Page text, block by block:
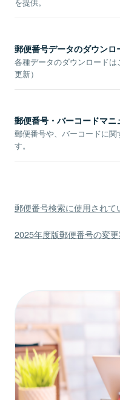
を提供。
郵便番号データのダウンロ
各種データのダウンロード
更新）
郵便番号・バーコードマニ
郵便番号や、バーコードに
す。
郵便番号検索に使用されて
2025年度版郵便番号の変